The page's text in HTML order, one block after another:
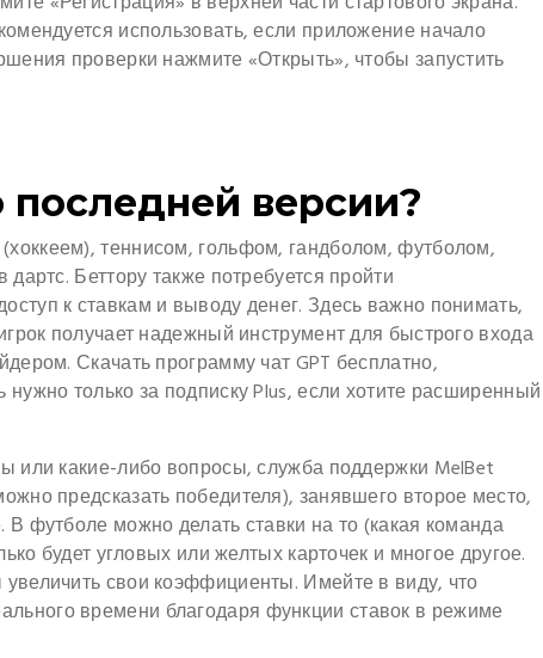
использовать, если приложение начало
проверки нажмите «Открыть», чтобы запустить
последней версии?
теннисом, гольфом, гандболом, футболом,
Беттору также потребуется пройти
к ставкам и выводу денег. Здесь важно понимать,
получает надежный инструмент для быстрого входа
Скачать программу чат GPT бесплатно,
только за подписку Plus, если хотите расширенный
или какие-либо вопросы, служба поддержки MelBet
предсказать победителя), занявшего второе место,
футболе можно делать ставки на то (какая команда
будет угловых или желтых карточек и многое другое.
свои коэффициенты. Имейте в виду, что
времени благодаря функции ставок в режиме